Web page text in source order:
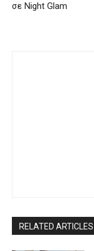
σε Night Glam
RELATED ARTICLES